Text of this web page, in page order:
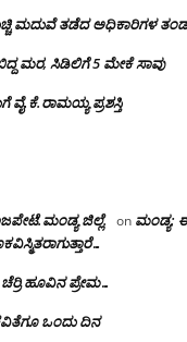
ಮದುವೆ ತಡೆದ ಅಧಿಕಾರಿಗಳ ತಂಡ
ಮರ, ಸಿಡಿಲಿಗೆ 5 ಮೇಕೆ ಸಾವು
ವೈ.ಕೆ.ರಾಮಯ್ಯ ಪ್ರಶಸ್ತಿ
ಜಿಲ್ಲೆ. on ಮಂಡ್ಯ:
ಹೂವಿನ ಪ್ರೇಮ…
ಒಂದು ದಿನ